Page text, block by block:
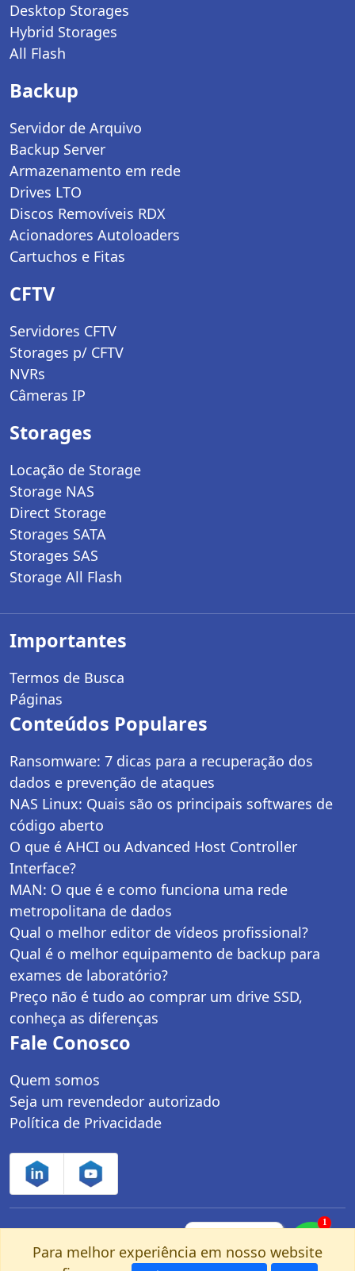
Desktop Storages
Hybrid Storages
All Flash
Backup
Servidor de Arquivo
Backup Server
Armazenamento em rede
Drives LTO
Discos Removíveis RDX
Acionadores Autoloaders
Cartuchos e Fitas
CFTV
Servidores CFTV
Storages p/ CFTV
NVRs
Câmeras IP
Storages
Locação de Storage
Storage NAS
Direct Storage
Storages SATA
Storages SAS
Storage All Flash
Importantes
Termos de Busca
Páginas
Conteúdos Populares
Ransomware: 7 dicas para a recuperação dos
dados e prevenção de ataques
NAS Linux: Quais são os principais softwares de
código aberto
O que é AHCI ou Advanced Host Controller
Interface?
MAN: O que é e como funciona uma rede
metropolitana de dados
Qual o melhor editor de vídeos profissional?
Qual é o melhor equipamento de backup para
exames de laboratório?
Preço não é tudo ao comprar um drive SSD,
conheça as diferenças
Fale Conosco
Quem somos
Seja um revendedor autorizado
Política de Privacidade
Controle Net Tecnologia LTDA | CNPJ:
03.247.280/0001-25 | Av. dos Carinás, 660 -
Para melhor experiência em nosso website
1
nosso Whatsapp!